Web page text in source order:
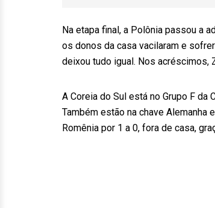
Na etapa final, a Polônia passou a
os donos da casa vacilaram e
deixou tudo igual. Nos acréscimos,
A Coreia do Sul está no Grupo F da
Também estão na chave Alemanha
Romênia por 1 a 0, fora de casa,